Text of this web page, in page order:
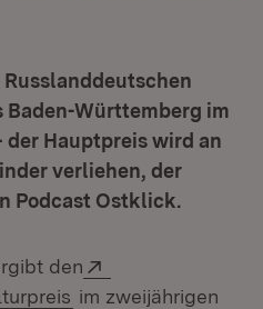
Baden-Württemberg im
der Hauptpreis wird an
verliehen, der
Podcast Ostklick.
den
(Öffnet in neuem
im zweijährigen